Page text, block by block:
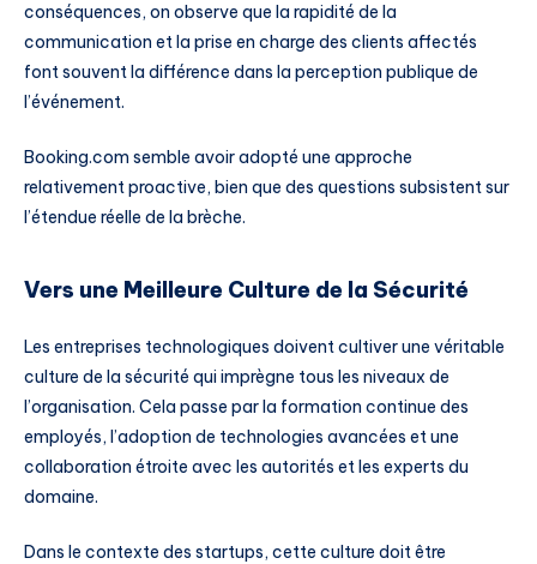
conséquences, on observe que la rapidité de la
communication et la prise en charge des clients affectés
font souvent la différence dans la perception publique de
l’événement.
Booking.com semble avoir adopté une approche
relativement proactive, bien que des questions subsistent sur
l’étendue réelle de la brèche.
Vers une Meilleure Culture de la Sécurité
Les entreprises technologiques doivent cultiver une véritable
culture de la sécurité qui imprègne tous les niveaux de
l’organisation. Cela passe par la formation continue des
employés, l’adoption de technologies avancées et une
collaboration étroite avec les autorités et les experts du
domaine.
Dans le contexte des startups, cette culture doit être